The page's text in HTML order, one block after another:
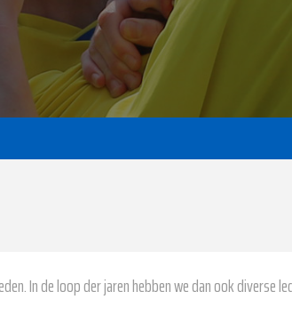
In de loop der jaren hebben we dan ook diverse